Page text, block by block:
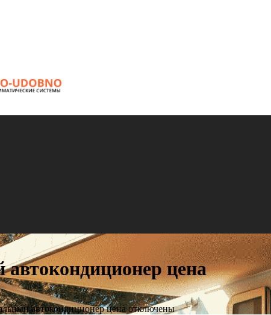
цена
автокондиционер ценаотключены